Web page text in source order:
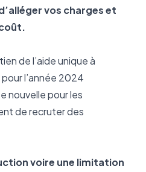
vos charges et
de l’aide unique à
l’année 2024
nouvelle pour les
de recruter des
voire une limitation